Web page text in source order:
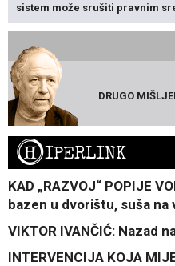
sistem može srušiti pravnim
DRUGO
HIPERLINK
KAD „RAZVOJ“ POPIJE
bazen u dvorištu, suša na
VIKTOR IVANČIĆ: Nazad
INTERVENCIJA KOJA